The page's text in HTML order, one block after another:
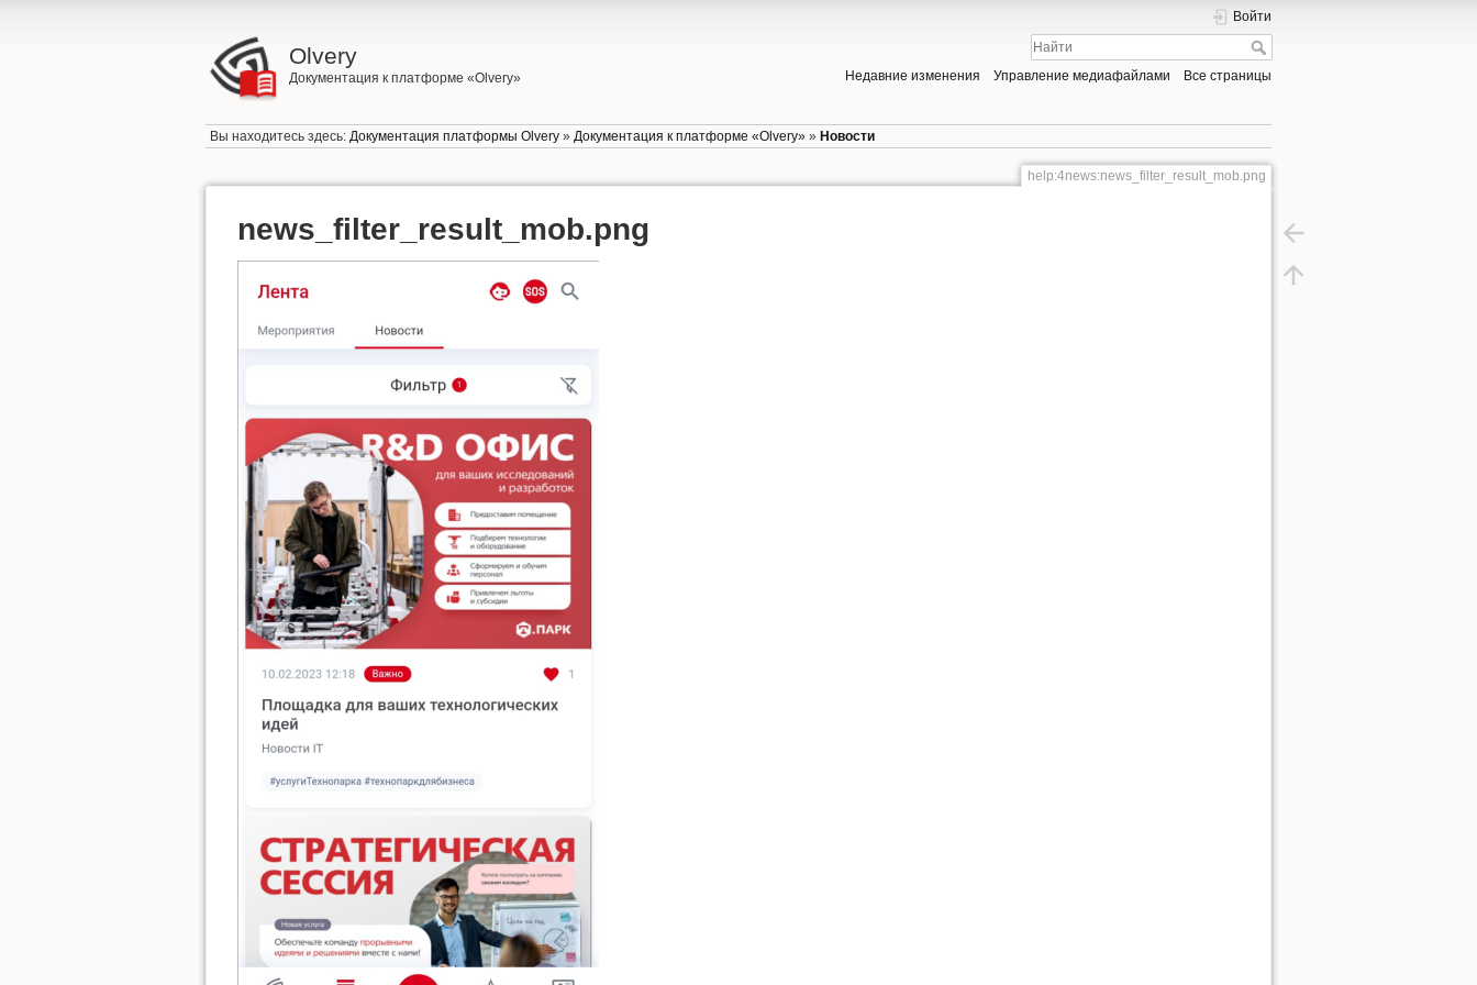
Olvery
Документация к платформе «Olvery»
Войти
Недавние изменения Управление медиафайлами Все страницы
Вы находитесь здесь:Документация платформы Olvery »Документация к платформе «Olvery» » Новости
help:4news:news_filter_result_mob.png
news_filter_result_mob.png